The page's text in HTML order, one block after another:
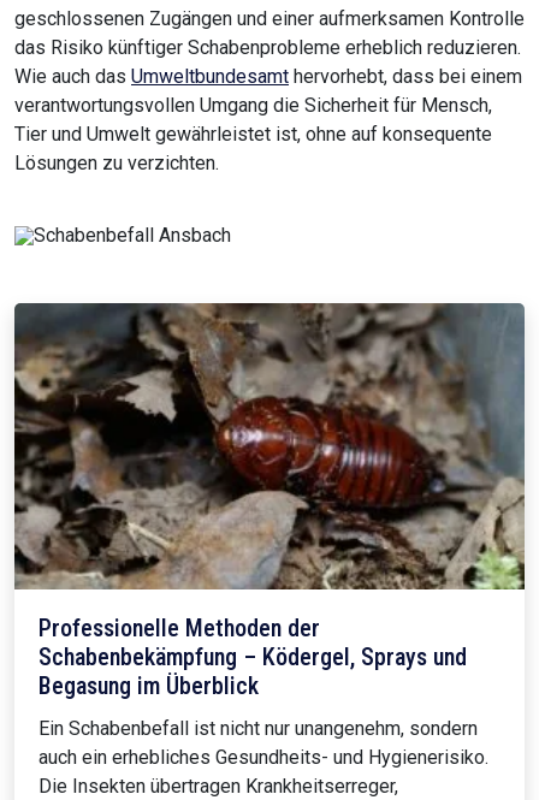
geschlossenen Zugängen und einer aufmerksamen Kontrolle
das Risiko künftiger Schabenprobleme erheblich reduzieren.
Wie auch das Umweltbundesamt hervorhebt, dass bei einem
verantwortungsvollen Umgang die Sicherheit für Mensch,
Tier und Umwelt gewährleistet ist, ohne auf konsequente
Lösungen zu verzichten.
Professionelle Methoden der
Schabenbekämpfung – Ködergel, Sprays und
Begasung im Überblick
Ein Schabenbefall ist nicht nur unangenehm, sondern
auch ein erhebliches Gesundheits- und Hygienerisiko.
Die Insekten übertragen Krankheitserreger,